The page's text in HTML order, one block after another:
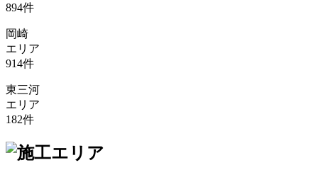
894件
岡崎
エリア
914件
東三河
エリア
182件